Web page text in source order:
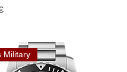
Military